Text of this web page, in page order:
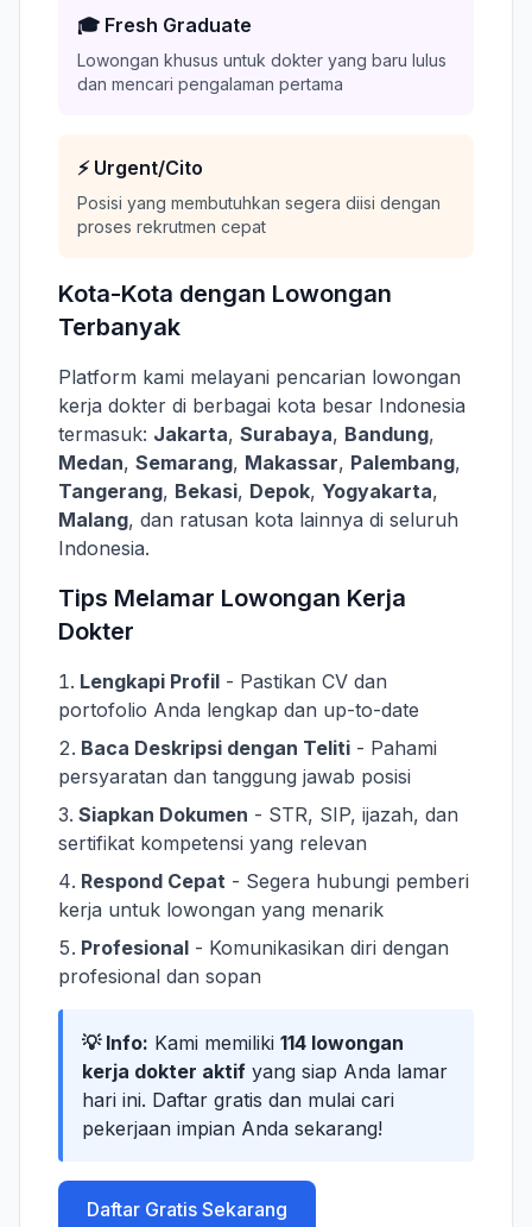
🎓 Fresh Graduate
Lowongan khusus untuk dokter yang baru lulus
dan mencari pengalaman pertama
⚡ Urgent/Cito
Posisi yang membutuhkan segera diisi dengan
proses rekrutmen cepat
Kota-Kota dengan Lowongan
Terbanyak
Platform kami melayani pencarian lowongan
kerja dokter di berbagai kota besar Indonesia
termasuk: Jakarta, Surabaya, Bandung,
Medan, Semarang, Makassar, Palembang,
Tangerang, Bekasi, Depok, Yogyakarta,
Malang, dan ratusan kota lainnya di seluruh
Indonesia.
Tips Melamar Lowongan Kerja
Dokter
Lengkapi Profil - Pastikan CV dan
portofolio Anda lengkap dan up-to-date
Baca Deskripsi dengan Teliti - Pahami
persyaratan dan tanggung jawab posisi
Siapkan Dokumen - STR, SIP, ijazah, dan
sertifikat kompetensi yang relevan
Respond Cepat - Segera hubungi pemberi
kerja untuk lowongan yang menarik
Profesional - Komunikasikan diri dengan
profesional dan sopan
💡 Info: Kami memiliki 114 lowongan
kerja dokter aktif yang siap Anda lamar
hari ini. Daftar gratis dan mulai cari
pekerjaan impian Anda sekarang!
Daftar Gratis Sekarang